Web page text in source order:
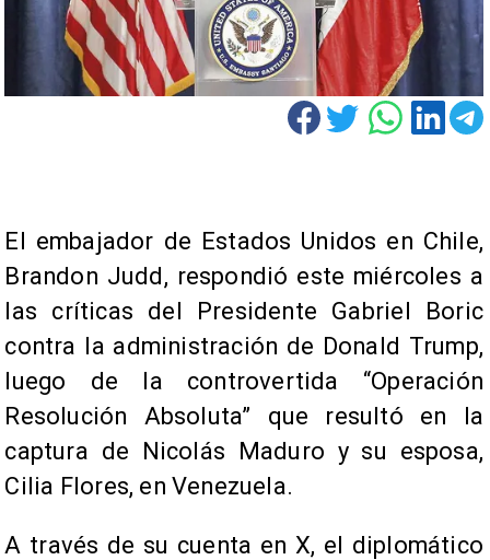
El embajador de Estados Unidos en Chile,
Brandon Judd, respondió este miércoles a
las críticas del Presidente Gabriel Boric
contra la administración de Donald Trump,
luego de la controvertida “Operación
Resolución Absoluta” que resultó en la
captura de Nicolás Maduro y su esposa,
Cilia Flores, en Venezuela.
A través de su cuenta en X, el diplomático